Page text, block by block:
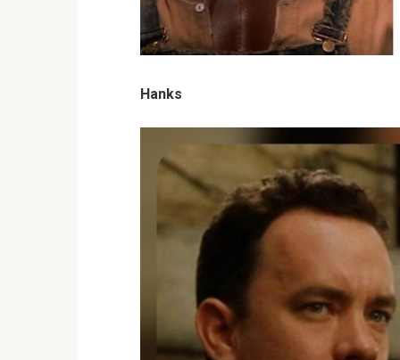
Hanks